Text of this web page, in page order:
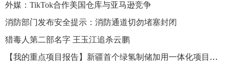
外媒：TikTok合作美国仓库与亚马逊竞争
消防部门发布安全提示：消防通道切勿堵塞封闭
猎毒人第二部名字 王玉江追杀云鹏
【我的重点项目报告】新疆首个绿氢制储加用一体化项目启动 热点评